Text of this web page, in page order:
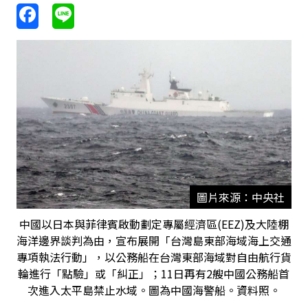
圖片來源：中央社
中國以日本與菲律賓啟動劃定專屬經濟區(EEZ)及大陸棚
海洋邊界談判為由，宣布展開「台灣島東部海域海上交通
專項執法行動」，以公務船在台灣東部海域對自由航行貨
輪進行「點驗」或「糾正」；11日再有2艘中國公務船首
次進入太平島禁止水域。圖為中國海警船。資料照。